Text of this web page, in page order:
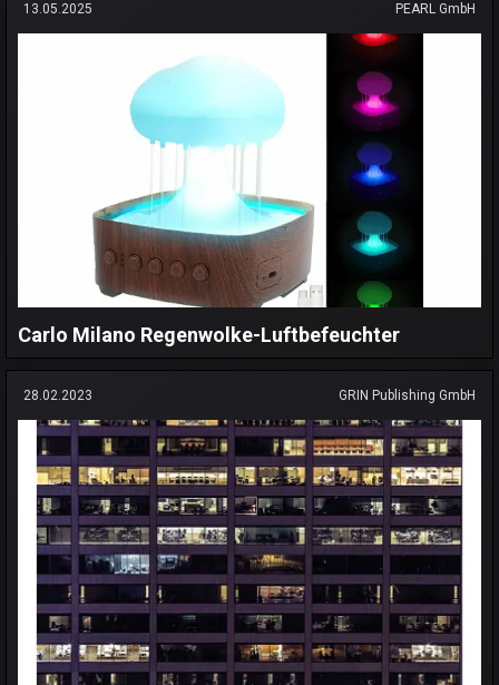
13.05.2025 PEARL GmbH
Carlo Milano Regenwolke-Luftbefeuchter
28.02.2023 GRIN Publishing GmbH